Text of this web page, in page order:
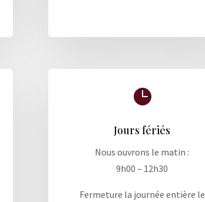

Jours fériés
Nous ouvrons le matin :
9h00 – 12h30
Fermeture la journée entière le